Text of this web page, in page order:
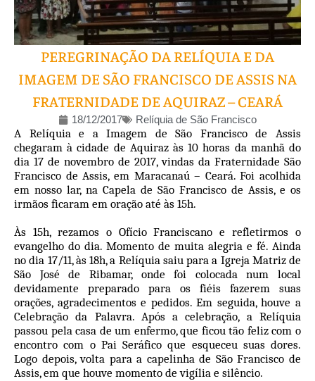
PEREGRINAÇÃO DA RELÍQUIA E DA
IMAGEM DE SÃO FRANCISCO DE ASSIS NA
FRATERNIDADE DE AQUIRAZ – CEARÁ
18/12/2017 Relíquia de São Francisco
A Relíquia e a Imagem de São Francisco de Assis
chegaram à cidade de Aquiraz às 10 horas da manhã do
dia 17 de novembro de 2017, vindas da Fraternidade São
Francisco de Assis, em Maracanaú – Ceará. Foi acolhida
em nosso lar, na Capela de São Francisco de Assis, e os
irmãos ficaram em oração até às 15h.
Às 15h, rezamos o Ofício Franciscano e refletirmos o
evangelho do dia. Momento de muita alegria e fé. Ainda
no dia 17/11, às 18h, a Relíquia saiu para a Igreja Matriz de
São José de Ribamar, onde foi colocada num local
devidamente preparado para os fiéis fazerem suas
orações, agradecimentos e pedidos. Em seguida, houve a
Celebração da Palavra. Após a celebração, a Relíquia
passou pela casa de um enfermo, que ficou tão feliz com o
encontro com o Pai Seráfico que esqueceu suas dores.
Logo depois, volta para a capelinha de São Francisco de
Assis, em que houve momento de vigília e silêncio.